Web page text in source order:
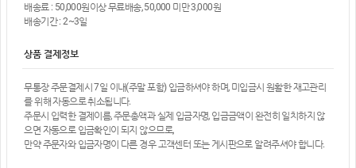
배송료 : 50,000원이상 무료배송, 50,000 미만 3,000원
배송기간 : 2~3일
상품 결제정보
무통장 주문결제시 7일 이내(주말 포함) 입금하셔야 하며, 미입금시 원활한 재고관리
를 위해 자동으로 취소됩니다.
주문시 입력한 결제이름, 주문총액과 실제 입금자명, 입금금액이 완전히 일치하지 않
으면 자동으로 입금확인이 되지 않으므로,
만약 주문자와 입금자명이 다른 경우 고객센터 또는 게시판으로 알려주셔야 합니다.